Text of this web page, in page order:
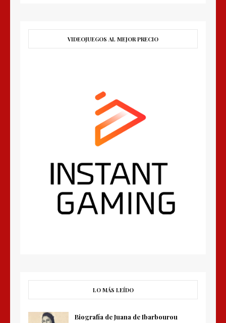
VIDEOJUEGOS AL MEJOR PRECIO
LO MÁS LEÍDO
Biografía de Juana de Ibarbourou